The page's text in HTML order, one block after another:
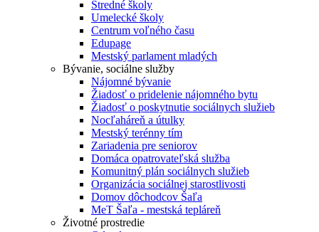
Stredné školy
Umelecké školy
Centrum voľného času
Edupage
Mestský parlament mladých
Bývanie, sociálne služby
Nájomné bývanie
Žiadosť o pridelenie nájomného bytu
Žiadosť o poskytnutie sociálnych služieb
Nocľaháreň a útulky
Mestský terénny tím
Zariadenia pre seniorov
Domáca opatrovateľská služba
Komunitný plán sociálnych služieb
Organizácia sociálnej starostlivosti
Domov dôchodcov Šaľa
MeT Šaľa - mestská tepláreň
Životné prostredie